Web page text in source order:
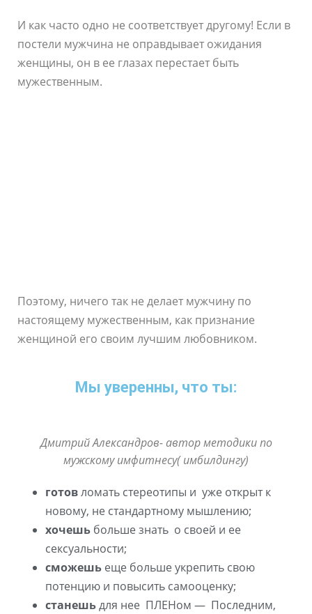
И как часто одно не соответствует другому! Если в
постели мужчина не оправдывает ожидания
женщины, он в ее глазах перестает быть
мужественным.
Поэтому, ничего так не делает мужчину по
настоящему мужественным, как признание
женщиной его своим лучшим любовником.
Мы уверенны, что ты:
Дмитрий Александров- автор методики по
мужскому имфитнесу( имбилдингу)
готовломать стереотипы и уже открыт к
новому, не стандартному мышлению;
хочешь больше знать о своей и ее
сексуальности;
сможешь еще больше укрепить свою
потенцию и повысить самооценку;
станешьдля нее ПЛЕНом — Последним,